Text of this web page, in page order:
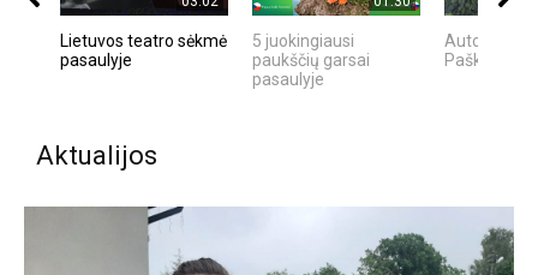
Lietuvos teatro sėkmė
pasaulyje
5 juokingiausi
paukščių garsai
pasaulyje
Autorius
Paškevičius
Aktualijos